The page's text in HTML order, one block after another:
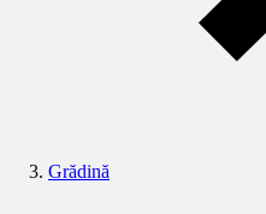
Grădină